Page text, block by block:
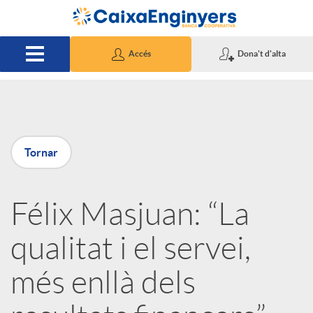
Salta al contingut principal
Accés Dona't d'alta
P
u
b
l
Tornar
Félix Masjuan: “La
qualitat i el servei,
més enllà dels